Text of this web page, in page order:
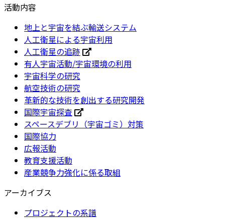
活動内容
地上と宇宙を結ぶ輸送システム
人工衛星による宇宙利用
人工衛星の追跡
有人宇宙活動/宇宙環境の利用
宇宙科学の研究
航空技術の研究
革新的な技術を創出する研究開発
国際宇宙探査
スペースデブリ（宇宙ゴミ）対策
国際協力
広報活動
教育支援活動
産業競争力強化に係る取組
アーカイブス
プロジェクトの系譜